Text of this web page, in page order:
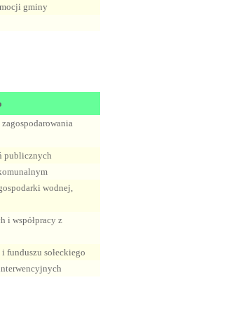
gminy
publicznych
wodnej,
i współpracy z
funduszu sołeckiego